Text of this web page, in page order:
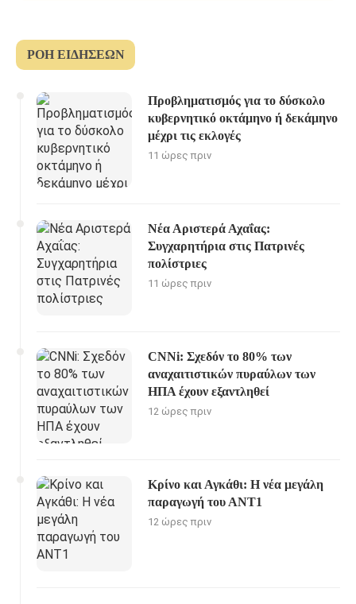
ΡΟΉ ΕΙΔΉΣΕΩΝ
Προβληματισμός για το δύσκολο
κυβερνητικό οκτάμηνο ή δεκάμηνο
μέχρι τις εκλογές
11 ώρες πριν
Νέα Αριστερά Αχαΐας:
Συγχαρητήρια στις Πατρινές
πολίστριες
11 ώρες πριν
CNNi: Σχεδόν το 80% των
αναχαιτιστικών πυραύλων των
ΗΠΑ έχουν εξαντληθεί
12 ώρες πριν
Κρίνο και Αγκάθι: Η νέα μεγάλη
παραγωγή του ΑΝΤ1
12 ώρες πριν